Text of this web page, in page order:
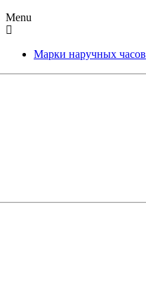
Menu
Марки наручных часов